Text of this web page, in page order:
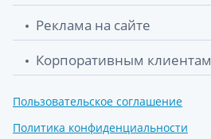
Реклама на сайте
Корпоративным клиентам
Пользовательское соглашение
Политика конфиденциальности